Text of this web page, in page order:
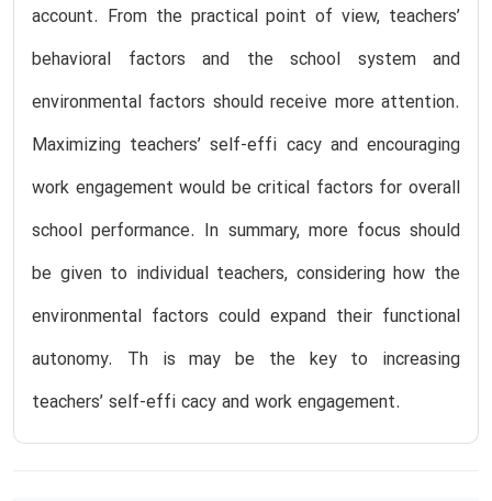
account. From the practical point of view, teachers’
behavioral factors and the school system and
environmental factors should receive more attention.
Maximizing teachers’ self-effi cacy and encouraging
work engagement would be critical factors for overall
school performance. In summary, more focus should
be given to individual teachers, considering how the
environmental factors could expand their functional
autonomy. Th is may be the key to increasing
teachers’ self-effi cacy and work engagement.